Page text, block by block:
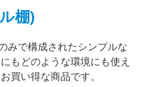
棚)
みで構成されたシンプルな
もどのような環境にも使え
買い得な商品です。